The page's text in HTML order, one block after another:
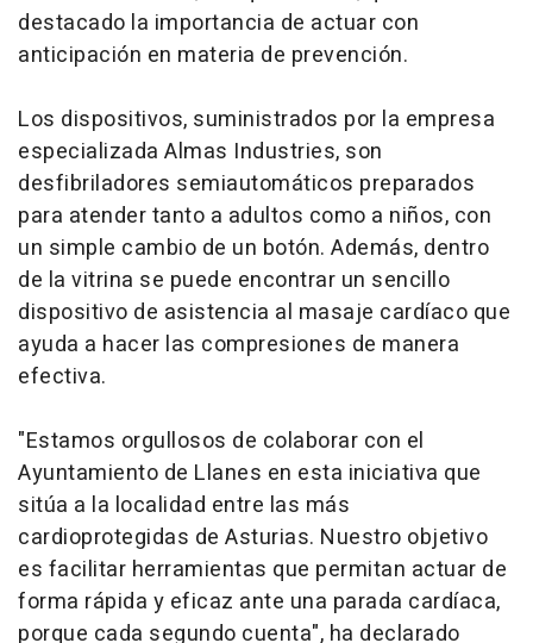
destacado la importancia de actuar con
anticipación en materia de prevención.
Los dispositivos, suministrados por la empresa
especializada Almas Industries, son
desfibriladores semiautomáticos preparados
para atender tanto a adultos como a niños, con
un simple cambio de un botón. Además, dentro
de la vitrina se puede encontrar un sencillo
dispositivo de asistencia al masaje cardíaco que
ayuda a hacer las compresiones de manera
efectiva.
"Estamos orgullosos de colaborar con el
Ayuntamiento de Llanes en esta iniciativa que
sitúa a la localidad entre las más
cardioprotegidas de Asturias. Nuestro objetivo
es facilitar herramientas que permitan actuar de
forma rápida y eficaz ante una parada cardíaca,
porque cada segundo cuenta", ha declarado